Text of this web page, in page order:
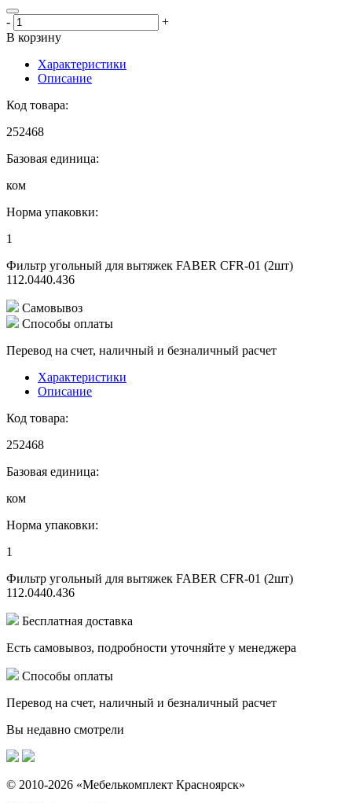
-
+
В корзину
Характеристики
Описание
Код товара:
252468
Базовая единица:
ком
Норма упаковки:
1
Фильтр угольный для вытяжек FABER CFR-01 (2шт)
112.0440.436
Самовывоз
Способы оплаты
Перевод на счет, наличный и безналичный расчет
Характеристики
Описание
Код товара:
252468
Базовая единица:
ком
Норма упаковки:
1
Фильтр угольный для вытяжек FABER CFR-01 (2шт)
112.0440.436
Бесплатная доставка
Есть самовывоз, подробности уточняйте у менеджера
Способы оплаты
Перевод на счет, наличный и безналичный расчет
Вы недавно смотрели
© 2010-2026 «Мебелькомплект Красноярск»